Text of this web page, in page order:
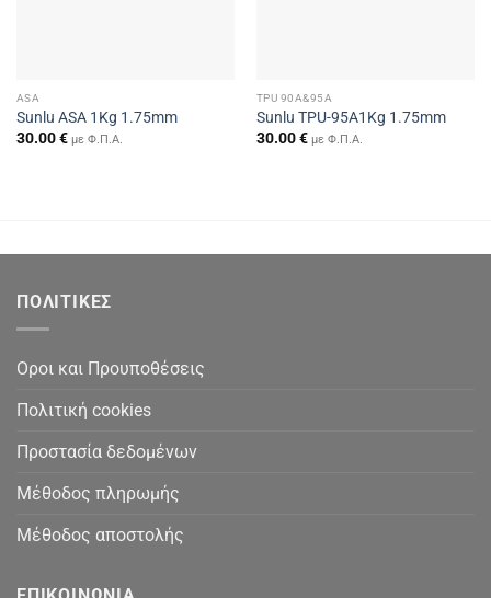
ASA
Sunlu ASA 1Kg 1.75mm
30.00€ με Φ.Π.Α.
TPU 90A&95A
Sunlu TPU-95A1Kg 1.75mm
30.00€ με Φ.Π.Α.
ΠΟΛΙΤΙΚΕΣ
Οροι και Προυποθέσεις
Πολιτική cookies
Προστασία δεδομένων
Μέθοδος πληρωμής
Μέθοδος αποστολής